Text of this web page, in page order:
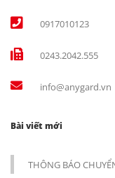
0917010123
0243.2042.555
info@anygard.vn
Bài viết mới
THÔNG BÁO